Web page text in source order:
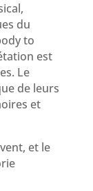
du
to
est
Le
de leurs
et
et le